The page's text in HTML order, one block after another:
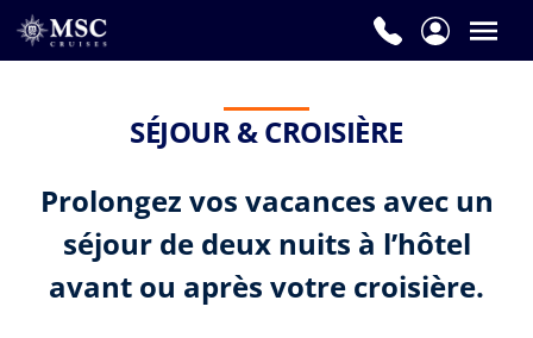
SÉJOUR & CROISIÈRE
Prolongez vos vacances avec un
séjour de deux nuits à l’hôtel
avant ou après votre croisière.